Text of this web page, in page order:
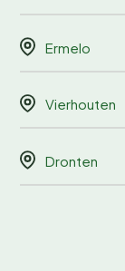
Ermelo
Vierhouten
Dronten